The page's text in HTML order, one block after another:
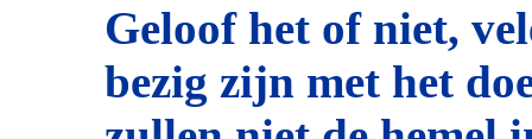
Geloof het of niet,
bezig zijn met het